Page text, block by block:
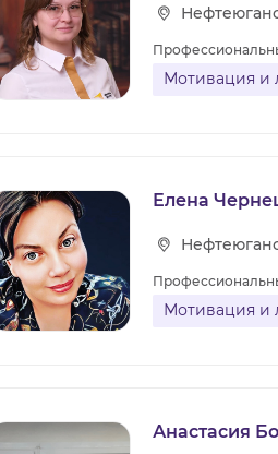
Мотивация и
Елена
Мотивация и
Анастасия